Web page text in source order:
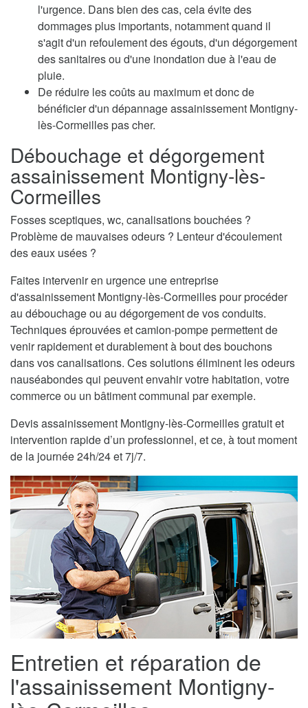
l'urgence. Dans bien des cas, cela évite des
dommages plus importants, notamment quand il
s'agit d'un refoulement des égouts, d'un dégorgement
des sanitaires ou d'une inondation due à l'eau de
pluie.
De réduire les coûts au maximum et donc de
bénéficier d'un dépannage assainissement Montigny-
lès-Cormeilles pas cher.
Débouchage et dégorgement
assainissement Montigny-lès-
Cormeilles
Fosses sceptiques, wc, canalisations bouchées ?
Problème de mauvaises odeurs ? Lenteur d'écoulement
des eaux usées ?
Faites intervenir en urgence une entreprise
d'assainissement Montigny-lès-Cormeilles pour procéder
au débouchage ou au dégorgement de vos conduits.
Techniques éprouvées et camion-pompe permettent de
venir rapidement et durablement à bout des bouchons
dans vos canalisations. Ces solutions éliminent les odeurs
nauséabondes qui peuvent envahir votre habitation, votre
commerce ou un bâtiment communal par exemple.
Devis assainissement Montigny-lès-Cormeilles gratuit et
intervention rapide d’un professionnel, et ce, à tout moment
de la journée 24h/24 et 7j/7.
Entretien et réparation de
l'assainissement Montigny-